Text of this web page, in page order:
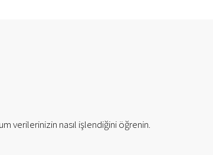
verilerinizin nasıl işlendiğini öğrenin.